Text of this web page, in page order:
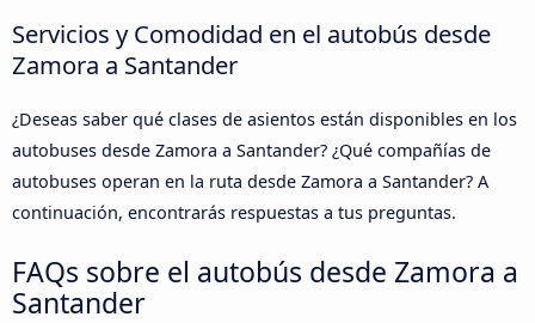
Servicios y Comodidad en el autobús desde
Zamora a Santander
¿Deseas saber qué clases de asientos están disponibles en los
autobuses desde Zamora a Santander? ¿Qué compañías de
autobuses operan en la ruta desde Zamora a Santander? A
continuación, encontrarás respuestas a tus preguntas.
FAQs sobre el autobús desde Zamora a
Santander